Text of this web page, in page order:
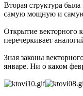
Вторая структура
самую мощную и самую
Открытие векторного
перечеркивает
Зная законы
январе. Ни о каком